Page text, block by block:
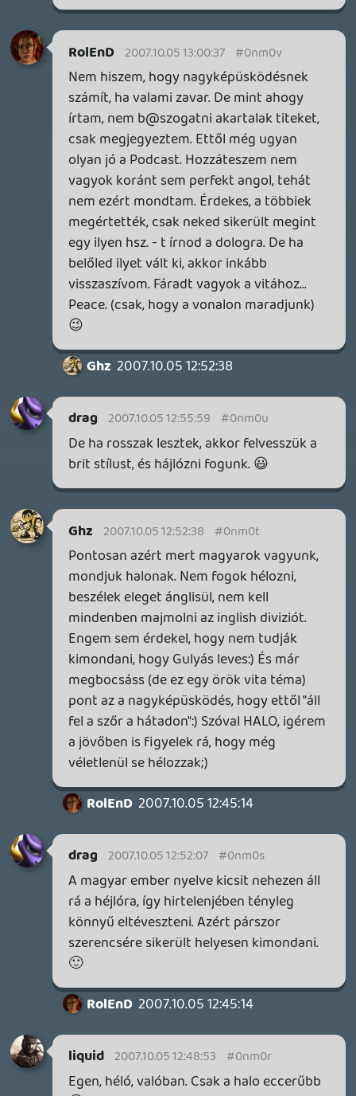
Rövid. Még!.:)
Jó lett a cucc, amúgy Oldernnak igaza van,
a voodoo vallás az ilyen varázslós pogány
baromság, és ezek a voodoo papok
csináltak régen olyan "varázslatokat",
amivel az emberek elméjét lebutították,
csak az alapvető élettani funkciók
maradtak bekapcsolva (evés, ivás, alvás) ,
ezt különböző drogokkal érték el , és
persze nem haltak meg és éledtek újra a
delikvensek, de a zombikat
tulajdonképpen róluk mintázták.
Takedown 2007.10.04 22:34:20 #0nm0i
király lett XD
Lonewolf
Jó lett.
Dude 2007.10.04 21:54:05 #0nm0g
Majd munkábamenet meghallgatom:)
magyari5
jó lett!
1 / 2
KILN - A DOUBLE FINE NEM KÖCSÖGÖL! TESZT
3 órája 1
DOOM: THE DARK AGES - REVELATIONS DLC TESZT